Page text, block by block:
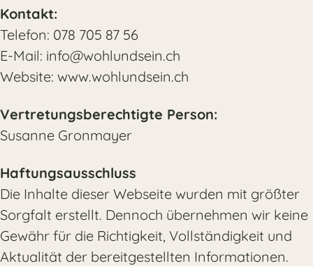
Kontakt:
Telefon: 078 705 87 56
E-Mail: info@wohlundsein.ch
Website: www.wohlundsein.ch
Vertretungsberechtigte Person:
Susanne Gronmayer
Haftungsausschluss
Die Inhalte dieser Webseite wurden mit größter
Sorgfalt erstellt. Dennoch übernehmen wir keine
Gewähr für die Richtigkeit, Vollständigkeit und
Aktualität der bereitgestellten Informationen.